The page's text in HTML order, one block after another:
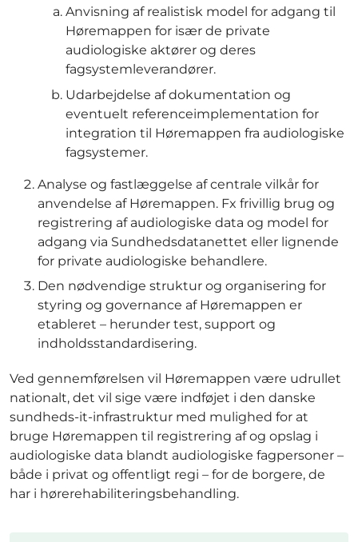
Anvisning af realistisk model for adgang til
Høremappen for især de private
audiologiske aktører og deres
fagsystemleverandører.
Udarbejdelse af dokumentation og
eventuelt referenceimplementation for
integration til Høremappen fra audiologiske
fagsystemer.
Analyse og fastlæggelse af centrale vilkår for
anvendelse af Høremappen. Fx frivillig brug og
registrering af audiologiske data og model for
adgang via Sundhedsdatanettet eller lignende
for private audiologiske behandlere.
Den nødvendige struktur og organisering for
styring og governance af Høremappen er
etableret – herunder test, support og
indholdsstandardisering.
Ved gennemførelsen vil Høremappen være udrullet
nationalt, det vil sige være indføjet i den danske
sundheds-it-infrastruktur med mulighed for at
bruge Høremappen til registrering af og opslag i
audiologiske data blandt audiologiske fagpersoner –
både i privat og offentligt regi – for de borgere, de
har i hørerehabiliteringsbehandling.